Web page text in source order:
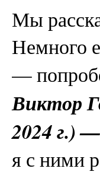
Мы
Немного
—
Виктор
2024 г.) —
я с ними